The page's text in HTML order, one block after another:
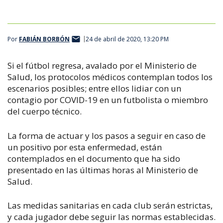
Por FABIÁN BORBÓN 24 de abril de 2020, 13:20 PM
Si el fútbol regresa, avalado por el Ministerio de
Salud, los protocolos médicos contemplan todos los
escenarios posibles; entre ellos lidiar con un
contagio por COVID-19 en un futbolista o miembro
del cuerpo técnico.
La forma de actuar y los pasos a seguir en caso de
un positivo por esta enfermedad, están
contemplados en el documento que ha sido
presentado en las últimas horas al Ministerio de
Salud.
Las medidas sanitarias en cada club serán estrictas,
y cada jugador debe seguir las normas establecidas.